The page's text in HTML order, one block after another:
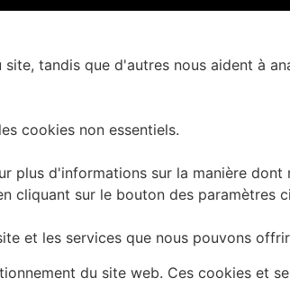
tandis que d'autres nous aident à
cookies non essentiels.
plus d'informations sur la manière dont
cliquant sur le bouton des paramètres
et les services que nous pouvons
du site web. Ces cookies et